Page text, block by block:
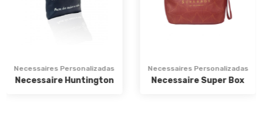
Necessaires Personalizadas
Necessaire Huntington
Necessaires Personalizadas
Necessaire Super Box